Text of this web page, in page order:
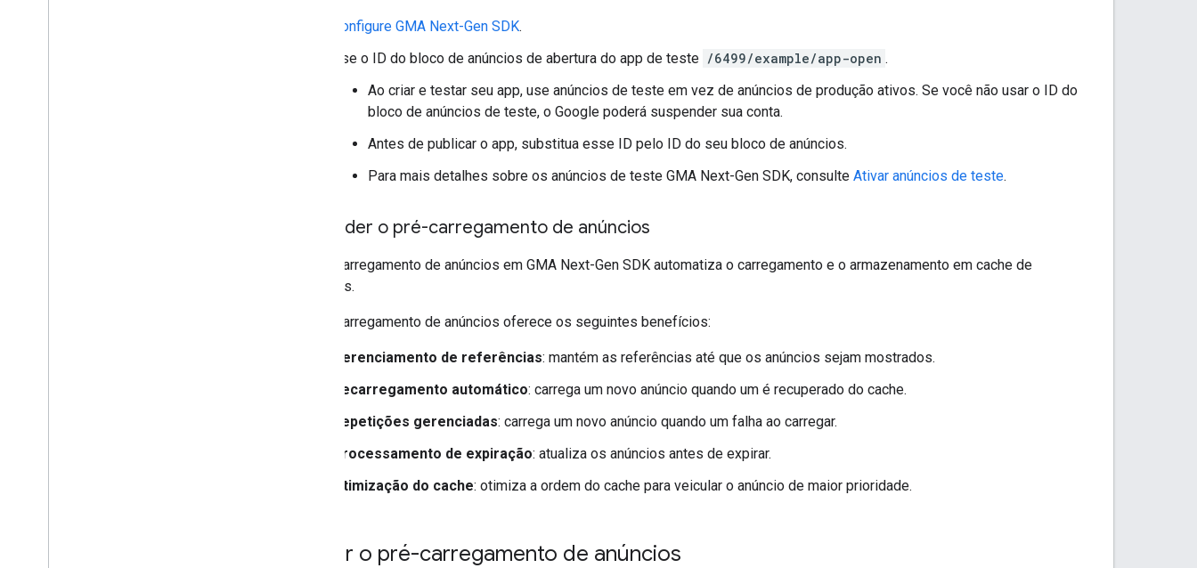
Configure GMA Next-Gen SDK.
Use o ID do bloco de anúncios de abertura do app de teste /6499/example/app-open .
Ao criar e testar seu app, use anúncios de teste em vez de anúncios de produção ativos. Se você não usar o ID do
bloco de anúncios de teste, o Google poderá suspender sua conta.
Antes de publicar o app, substitua esse ID pelo ID do seu bloco de anúncios.
Para mais detalhes sobre os anúncios de teste GMA Next-Gen SDK, consulte Ativar anúncios de teste.
Entender o pré-carregamento de anúncios
O pré-carregamento de anúncios em GMA Next-Gen SDK automatiza o carregamento e o armazenamento em cache de
anúncios.
O pré-carregamento de anúncios oferece os seguintes benefícios:
Gerenciamento de referências: mantém as referências até que os anúncios sejam mostrados.
Recarregamento automático: carrega um novo anúncio quando um é recuperado do cache.
Repetições gerenciadas: carrega um novo anúncio quando um falha ao carregar.
Processamento de expiração: atualiza os anúncios antes de expirar.
Otimização do cache: otimiza a ordem do cache para veicular o anúncio de maior prioridade.
Iniciar o pré-carregamento de anúncios